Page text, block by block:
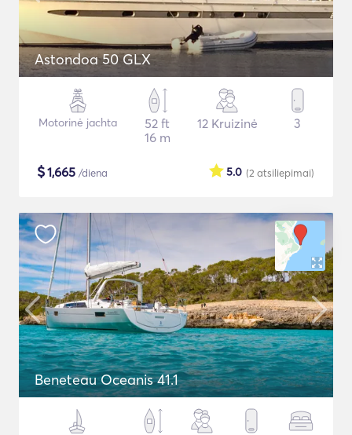
Astondoa 50 GLX
Motorinė jachta
52 ft
16 m
12 Kruizinė 3
$1,665 /diena (2 atsiliepimai)
5.0
Beneteau Oceanis 41.1